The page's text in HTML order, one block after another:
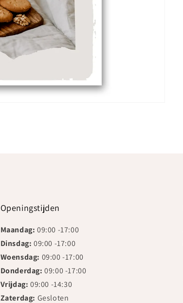
Openingstijden
Maandag: 09:00 -17:00
Dinsdag:09:00 -17:00
Woensdag: 09:00 -17:00
Donderdag: 09:00 -17:00
Vrijdag: 09:00 -14:30
Zaterdag: Gesloten